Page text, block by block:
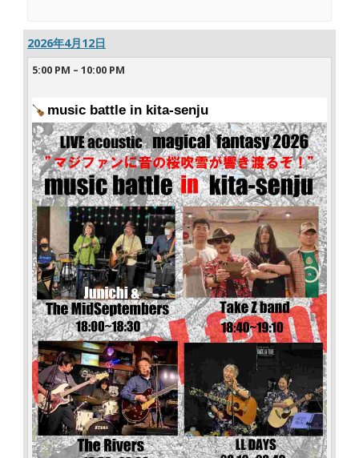
2026年4月12日
5:00 PM – 10:00 PM
music battle in kita-senju